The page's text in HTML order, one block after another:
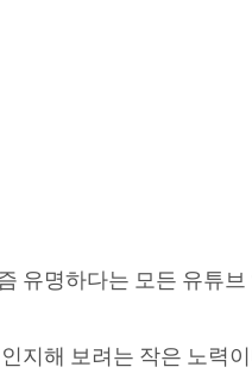
유명하다는 모든 유튜
지해 보려는 작은 노력